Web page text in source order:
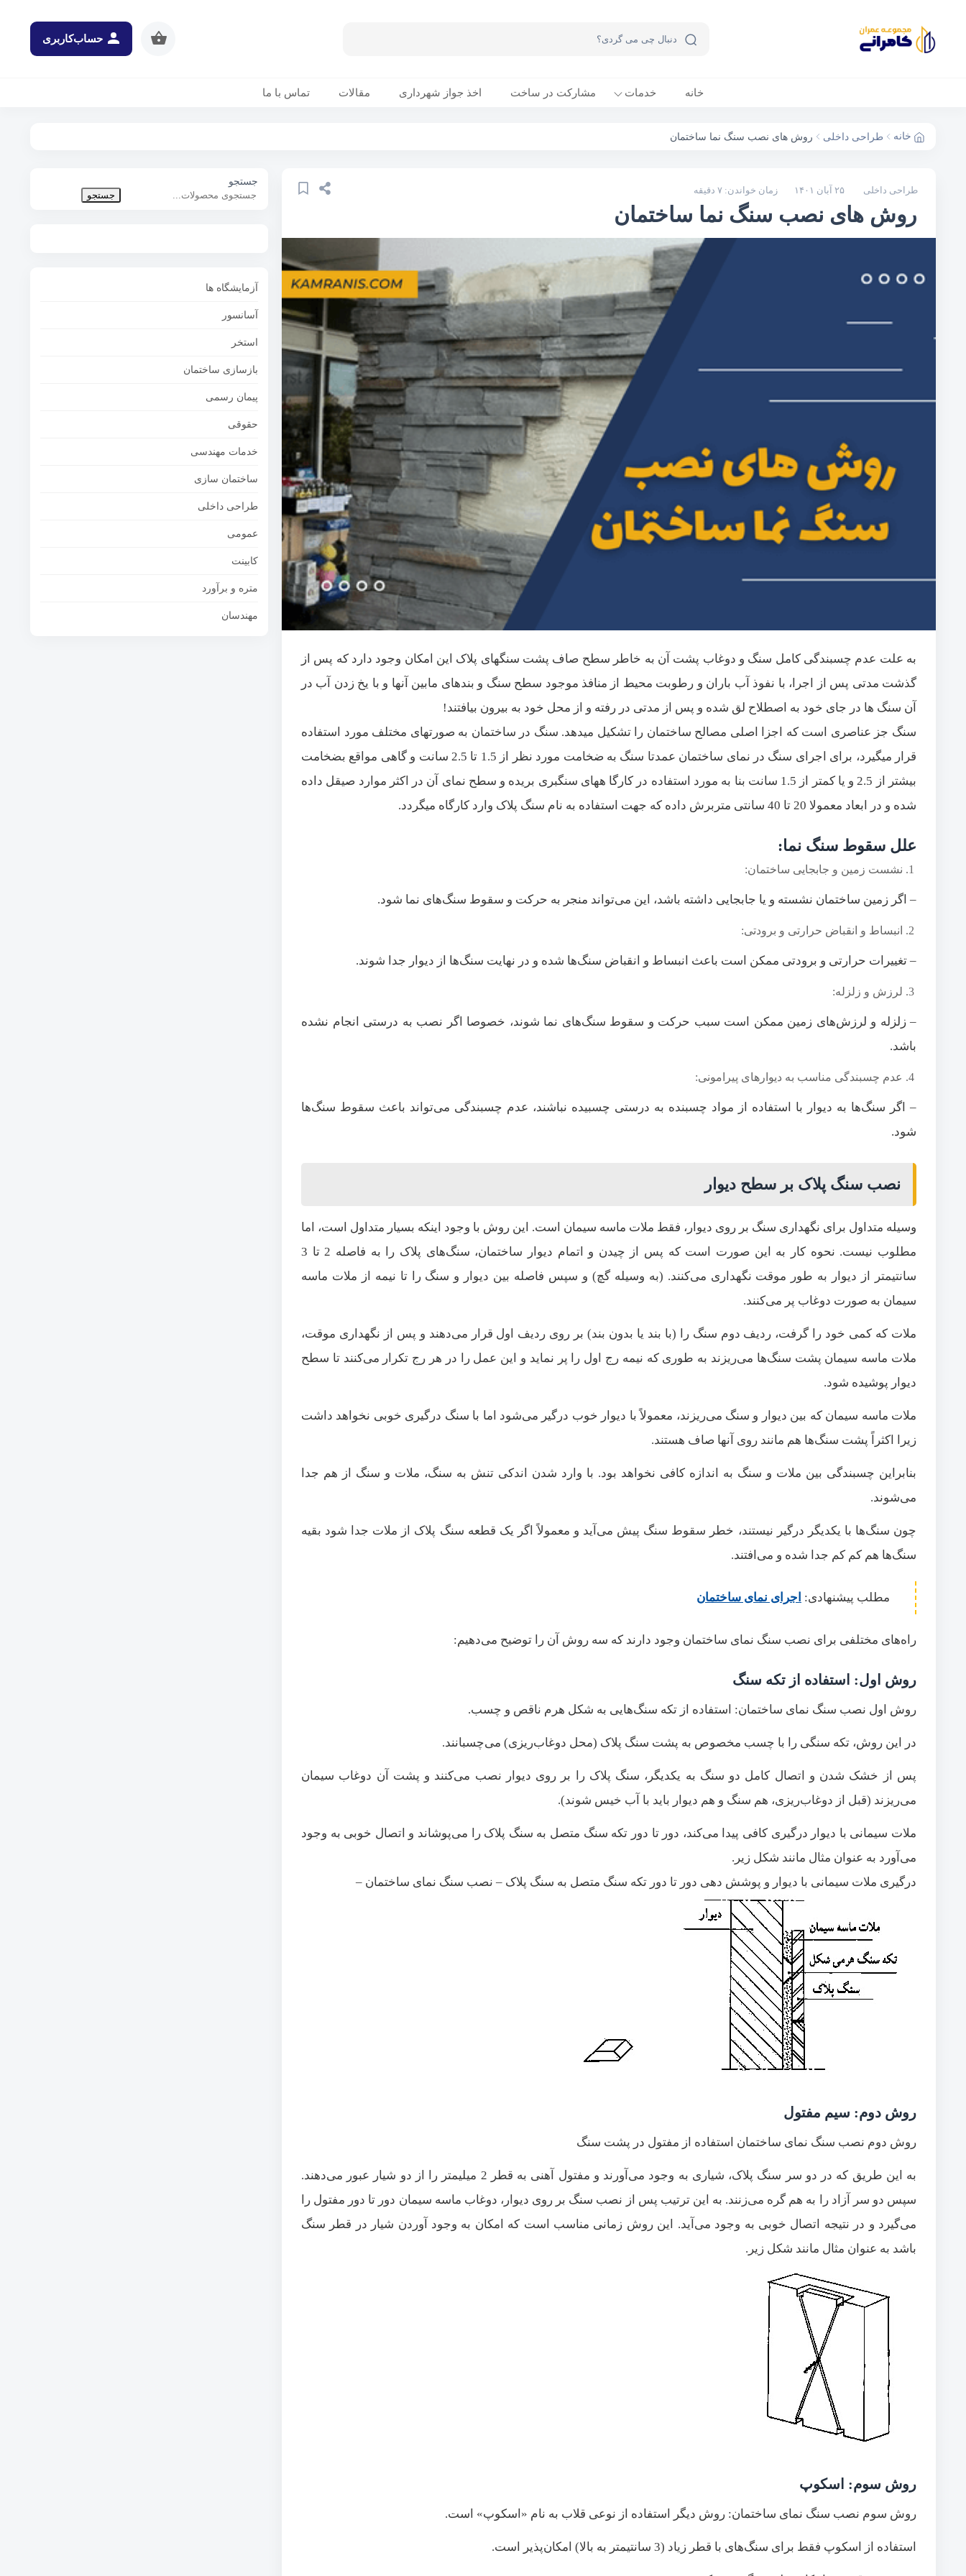
حساب‌کاربری
خانه خدمات مشارکت در ساخت اخذ جواز شهرداری مقالات تماس با ما
خانه طراحی داخلی روش های نصب سنگ‌ نما ساختمان
طراحی داخلی ۲۵ آبان ۱۴۰۱ زمان خواندن: ۷ دقیقه
روش های نصب سنگ‌ نما ساختمان
به علت عدم چسبندگی کامل سنگ و دوغاب پشت آن به خاطر سطح صاف پشت سنگهای پلاک این امکان وجود دارد که پس از
گذشت مدتی پس از اجرا، با نفوذ آب باران و رطوبت محیط از منافذ موجود سطح سنگ و بندهای مابین آنها و با یخ زدن آب در
آن سنگ ها در جای خود به اصطلاح لق شده و پس از مدتی در رفته و از محل خود به بیرون بیافتند!
سنگ جز عناصری است که اجزا اصلی مصالح ساختمان را تشکیل میدهد. سنگ در ساختمان به صورتهای مختلف مورد استفاده
قرار میگیرد، برای اجرای سنگ در نمای ساختمان عمدتا سنگ به ضخامت مورد نظر از 1.5 تا 2.5 سانت و گاهی مواقع بضخامت
بیشتر از 2.5 و یا کمتر از 1.5 سانت بنا به مورد استفاده در کارگا ههای سنگبری بریده و سطح نمای آن در اکثر موارد صیقل داده
شده و در ابعاد معمولا 20 تا 40 سانتی متربرش داده که جهت استفاده به نام سنگ پلاک وارد کارگاه میگردد.
علل سقوط سنگ نما:
نشست زمین و جابجایی ساختمان:
– اگر زمین ساختمان نشسته و یا جابجایی داشته باشد، این می‌تواند منجر به حرکت و سقوط سنگ‌های نما شود.
انبساط و انقباض حرارتی و برودتی:
– تغییرات حرارتی و برودتی ممکن است باعث انبساط و انقباض سنگ‌ها شده و در نهایت سنگ‌ها از دیوار جدا شوند.
لرزش و زلزله:
– زلزله و لرزش‌های زمین ممکن است سبب حرکت و سقوط سنگ‌های نما شوند، خصوصا اگر نصب به درستی انجام نشده
باشد.
عدم چسبندگی مناسب به دیوارهای پیرامونی:
– اگر سنگ‌ها به دیوار با استفاده از مواد چسبنده به درستی چسبیده نباشند، عدم چسبندگی می‌تواند باعث سقوط سنگ‌ها
شود.
نصب سنگ پلاک بر سطح دیوار
وسیله متداول برای نگهداری سنگ بر روی دیوار، فقط ملات ماسه سیمان است. این روش با وجود اینکه بسیار متداول است، اما
مطلوب نیست. نحوه کار به این صورت است که پس از چیدن و اتمام دیوار ساختمان، سنگ‌های پلاک را به فاصله 2 تا 3
سانتیمتر از دیوار به طور موقت نگهداری می‌کنند. (به وسیله گچ) و سپس فاصله بین دیوار و سنگ را تا نیمه از ملات ماسه
سیمان به صورت دوغاب پر می‌کنند.
ملات که کمی خود را گرفت، ردیف دوم سنگ را (با بند یا بدون بند) بر روی ردیف اول قرار می‌دهند و پس از نگهداری موقت،
ملات ماسه سیمان پشت سنگ‌ها می‌ریزند به طوری که نیمه رج اول را پر نماید و این عمل را در هر رج تکرار می‌کنند تا سطح
دیوار پوشیده شود.
ملات ماسه سیمان که بین دیوار و سنگ می‌ریزند، معمولاً با دیوار خوب درگیر می‌شود اما با سنگ درگیری خوبی نخواهد داشت
زیرا اکثراً پشت سنگ‌ها هم مانند روی آنها صاف هستند.
بنابراین چسبندگی بین ملات و سنگ به اندازه کافی نخواهد بود. با وارد شدن اندکی تنش به سنگ، ملات و سنگ از هم جدا
می‌شوند.
چون سنگ‌ها با یکدیگر درگیر نیستند، خطر سقوط سنگ پیش می‌آید و معمولاً اگر یک قطعه سنگ پلاک از ملات جدا شود بقیه
سنگ‌ها هم کم کم جدا شده و می‌افتند.
مطلب پیشنهادی: اجرای نمای ساختمان
راه‌های مختلفی برای نصب سنگ نمای ساختمان وجود دارند که سه روش آن را توضیح می‌دهیم:
روش اول: استفاده از تکه سنگ
روش اول نصب سنگ نمای ساختمان: استفاده از تکه سنگ‌هایی به شکل هرم ناقص و چسب.
در این روش، تکه سنگی را با چسب مخصوص به پشت سنگ پلاک (محل دوغاب‌ریزی) می‌چسبانند.
پس از خشک شدن و اتصال کامل دو سنگ به یکدیگر، سنگ پلاک را بر روی دیوار نصب می‌کنند و پشت آن دوغاب سیمان
می‌ریزند (قبل از دوغاب‌ریزی، هم سنگ و هم دیوار باید با آب خیس شوند).
ملات سیمانی با دیوار درگیری کافی پیدا می‌کند، دور تا دور تکه سنگ متصل به سنگ پلاک را می‌پوشاند و اتصال خوبی به وجود
می‌آورد به عنوان مثال مانند شکل زیر.
درگیری ملات سیمانی با دیوار و پوشش دهی دور تا دور تکه سنگ متصل به سنگ پلاک – نصب سنگ نمای ساختمان –
روش دوم: سیم مفتول
روش دوم نصب سنگ نمای ساختمان استفاده از مفتول در پشت سنگ
به این طریق که در دو سر سنگ پلاک، شیاری به وجود می‌آورند و مفتول آهنی به قطر 2 میلیمتر را از دو شیار عبور می‌دهند.
سپس دو سر آزاد را به هم گره می‌زنند. به این ترتیب پس از نصب سنگ بر روی دیوار، دوغاب ماسه سیمان دور تا دور مفتول را
می‌گیرد و در نتیجه اتصال خوبی به وجود می‌آید. این روش زمانی مناسب است که امکان به وجود آوردن شیار در قطر سنگ
باشد به عنوان مثال مانند شکل زیر.
روش سوم: اسکوپ
روش سوم نصب سنگ نمای ساختمان: روش دیگر استفاده از نوعی قلاب به نام «اسکوپ» است.
استفاده از اسکوپ فقط برای سنگ‌های با قطر زیاد (3 سانتیمتر به بالا) امکان‌پذیر است.
جستجو
جستجو
آزمایشگاه ها
آسانسور
استخر
بازسازی ساختمان
پیمان رسمی
حقوقی
خدمات مهندسی
ساختمان سازی
طراحی داخلی
عمومی
کابینت
متره و برآورد
مهندسان